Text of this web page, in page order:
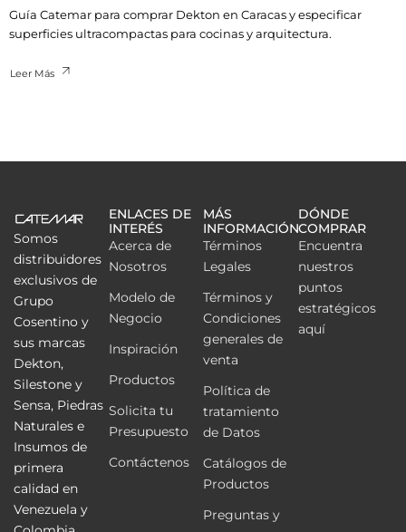
Guía Catemar para comprar Dekton en Caracas y especificar
superficies ultracompactas para cocinas y arquitectura.
Leer Más
Somos
distribuidores
exclusivos de
Grupo
Cosentino y
sus marcas
Dekton,
Silestone y
Sensa, Piedras
Naturales e
Insumos de
primera
calidad en
Venezuela y
ENLACES DE
INTERÉS
Acerca de
Nosotros
Modelo de
Negocio
Inspiración
Productos
Solicita tu
Presupuesto
Contáctenos
MÁS
INFORMACIÓN
Términos
Legales
Términos y
Condiciones
generales de
venta
Política de
tratamiento
de Datos
Catálogos de
Productos
Preguntas y
DÓNDE
COMPRAR
Encuentra
nuestros
puntos
estratégicos
aquí